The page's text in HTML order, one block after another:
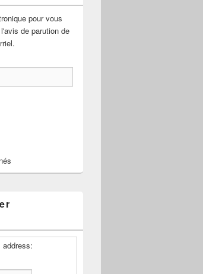
pour vous
de parution de
address: